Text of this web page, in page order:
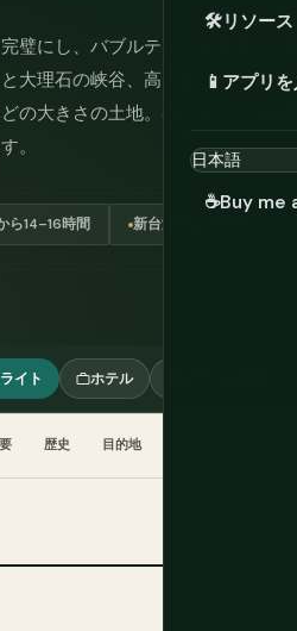
🛠️リソース
📱 アプリ
☕Buy me
璧にし、バブルティーを発明し、
大理石の峡谷、高山森林鉄道、温
の大きさの土地。ほぼすべての訪
。
ら14–16時間 新台湾ドル (TWD)
イト ホテル
歴史 目的地